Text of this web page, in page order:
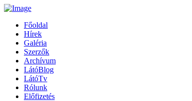
Főoldal
Hírek
Galéria
Szerzők
Archívum
LátóBlog
LátóTv
Rólunk
Előfizetés